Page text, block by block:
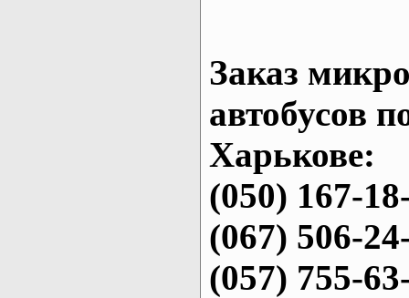
Заказ
автобусов
Харькове:
(050) 167-
(067) 506-
(057) 755-